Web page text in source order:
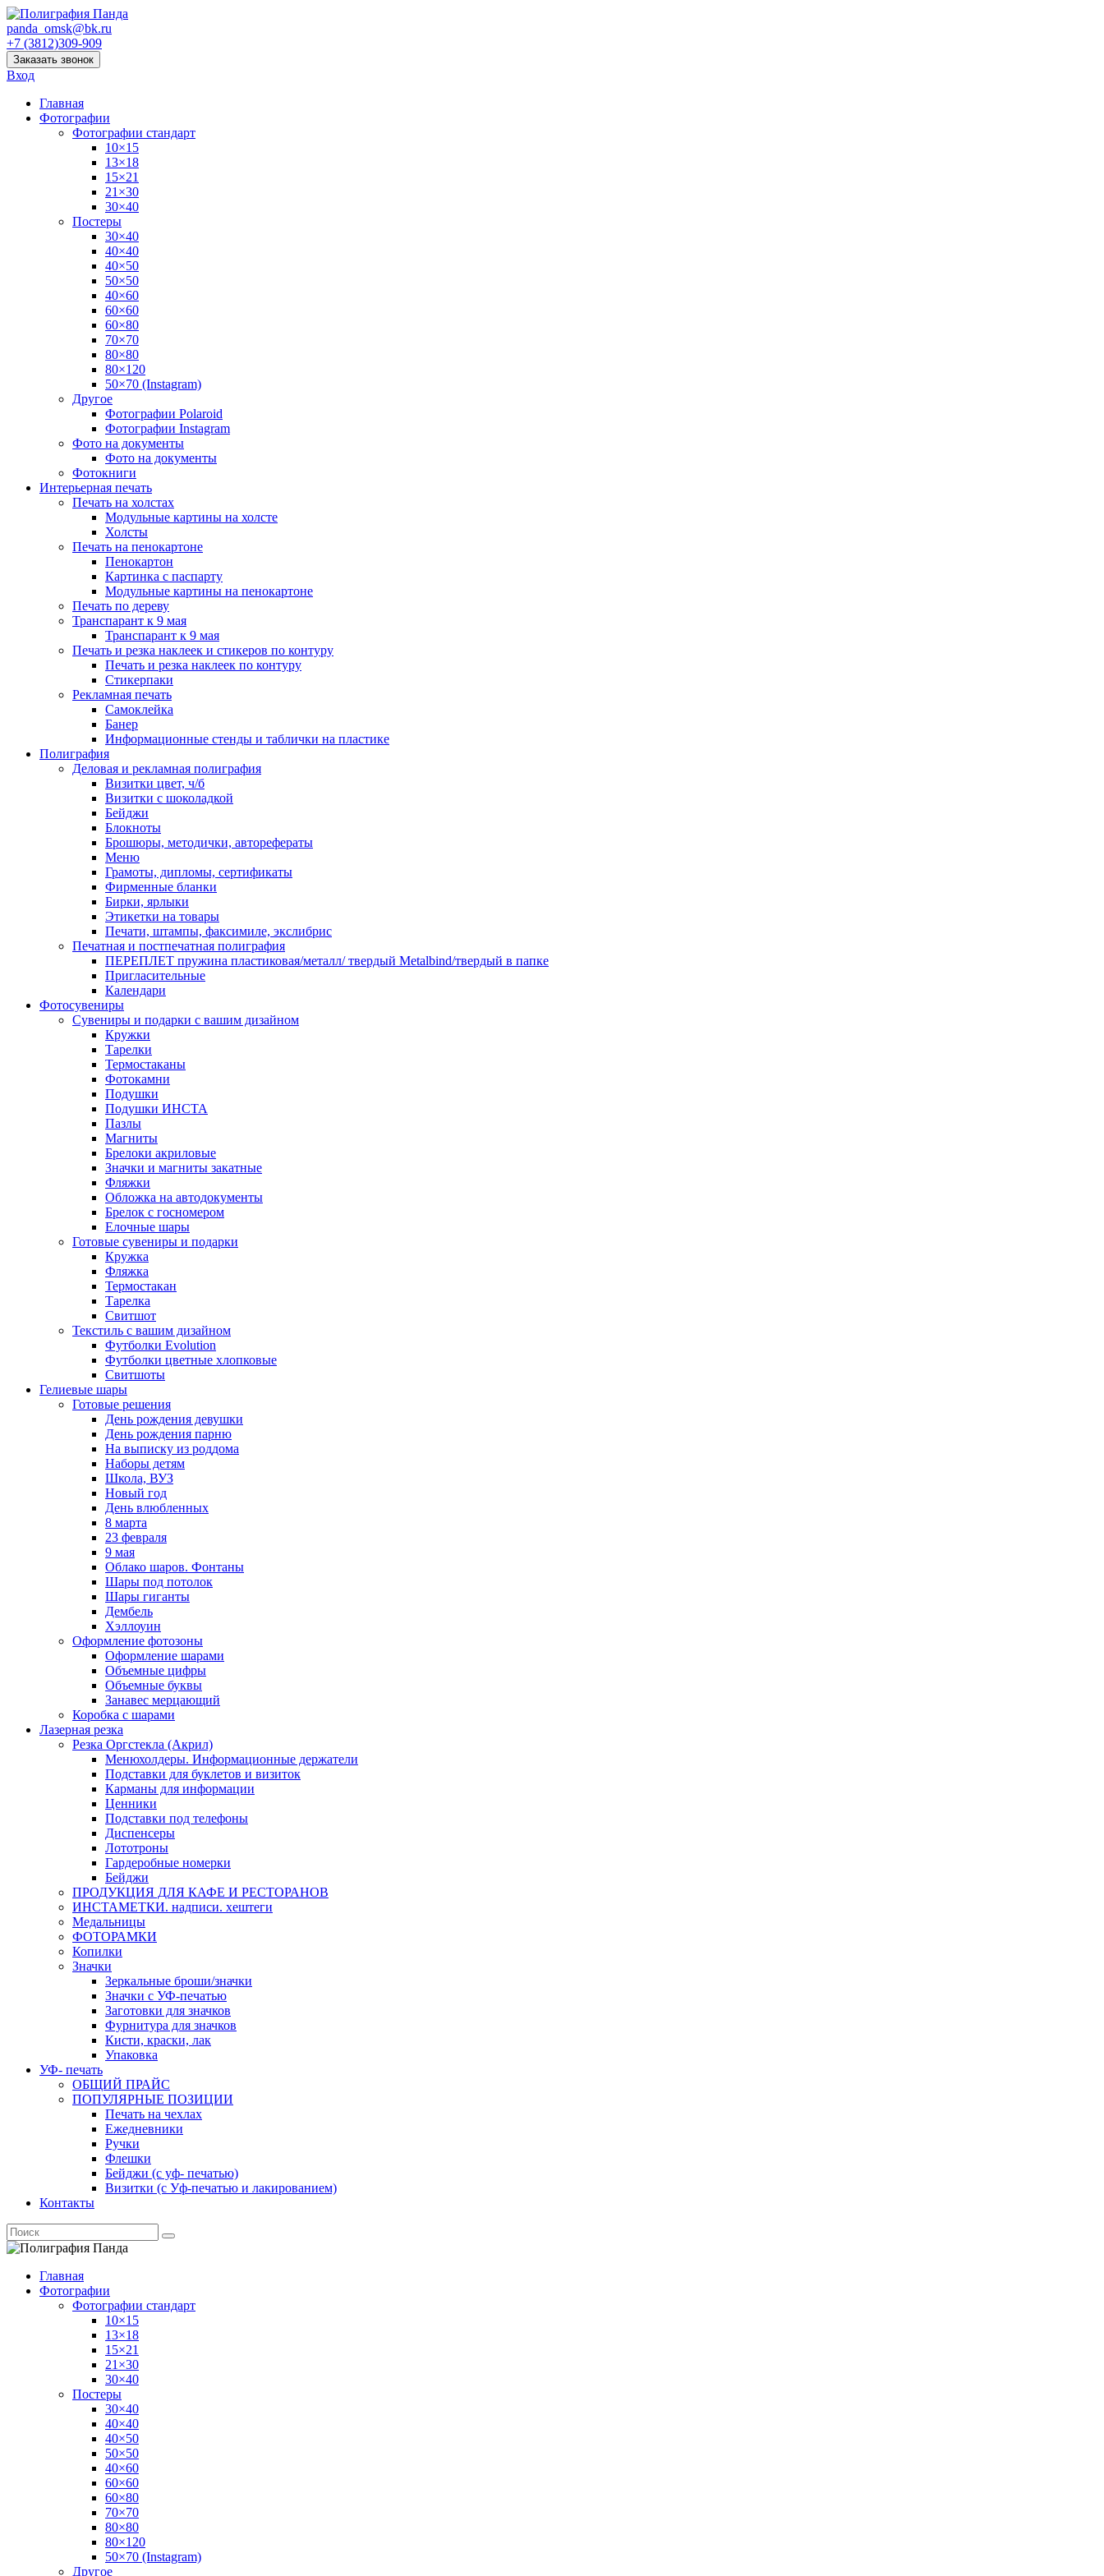
panda_omsk@bk.ru
+7 (3812)309-909
Заказать звонок
Вход
Главная
Фотографии
Фотографии стандарт
10×15
13×18
15×21
21×30
30×40
Постеры
30×40
40×40
40×50
50×50
40×60
60×60
60×80
70×70
80×80
80×120
50×70 (Instagram)
Другое
Фотографии Polaroid
Фотографии Instagram
Фото на документы
Фото на документы
Фотокниги
Интерьерная печать
Печать на холстах
Модульные картины на холсте
Холсты
Печать на пенокартоне
Пенокартон
Картинка с паспарту
Модульные картины на пенокартоне
Печать по дереву
Транспарант к 9 мая
Транспарант к 9 мая
Печать и резка наклеек и стикеров по контуру
Печать и резка наклеек по контуру
Стикерпаки
Рекламная печать
Самоклейка
Банер
Информационные стенды и таблички на пластике
Полиграфия
Деловая и рекламная полиграфия
Визитки цвет, ч/б
Визитки с шоколадкой
Бейджи
Блокноты
Брошюры, методички, авторефераты
Меню
Грамоты, дипломы, сертификаты
Фирменные бланки
Бирки, ярлыки
Этикетки на товары
Печати, штампы, факсимиле, экслибрис
Печатная и постпечатная полиграфия
ПЕРЕПЛЕТ пружина пластиковая/металл/ твердый Metalbind/твердый в папке
Пригласительные
Календари
Фотосувениры
Сувениры и подарки с вашим дизайном
Кружки
Тарелки
Термостаканы
Фотокамни
Подушки
Подушки ИНСТА
Пазлы
Магниты
Брелоки акриловые
Значки и магниты закатные
Фляжки
Обложка на автодокументы
Брелок с госномером
Елочные шары
Готовые сувениры и подарки
Кружка
Фляжка
Термостакан
Тарелка
Свитшот
Текстиль с вашим дизайном
Футболки Evolution
Футболки цветные хлопковые
Свитшоты
Гелиевые шары
Готовые решения
День рождения девушки
День рождения парню
На выписку из роддома
Наборы детям
Школа, ВУЗ
Новый год
День влюбленных
8 марта
23 февраля
9 мая
Облако шаров. Фонтаны
Шары под потолок
Шары гиганты
Дембель
Хэллоуин
Оформление фотозоны
Оформление шарами
Объемные цифры
Объемные буквы
Занавес мерцающий
Коробка с шарами
Лазерная резка
Резка Оргстекла (Акрил)
Менюхолдеры. Информационные держатели
Подставки для буклетов и визиток
Карманы для информации
Ценники
Подставки под телефоны
Диспенсеры
Лототроны
Гардеробные номерки
Бейджи
ПРОДУКЦИЯ ДЛЯ КАФЕ И РЕСТОРАНОВ
ИНСТАМЕТКИ. надписи. хештеги
Медальницы
ФОТОРАМКИ
Копилки
Значки
Зеркальные броши/значки
Значки с УФ-печатью
Заготовки для значков
Фурнитура для значков
Кисти, краски, лак
Упаковка
УФ- печать
ОБЩИЙ ПРАЙС
ПОПУЛЯРНЫЕ ПОЗИЦИИ
Печать на чехлах
Ежедневники
Ручки
Флешки
Бейджи (с уф- печатью)
Визитки (с Уф-печатью и лакированием)
Контакты
Главная
Фотографии
Фотографии стандарт
10×15
13×18
15×21
21×30
30×40
Постеры
30×40
40×40
40×50
50×50
40×60
60×60
60×80
70×70
80×80
80×120
50×70 (Instagram)
Другое